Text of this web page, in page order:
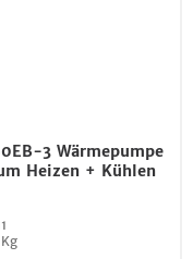
3 Wärmepumpe
Heizen + Kühlen